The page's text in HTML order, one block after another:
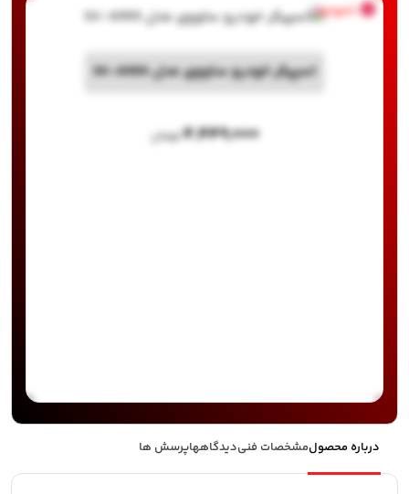
ناموجود
اسپیکر خودرو ساووی مدل SV-6955
۴,۴۴۹,۰۰۰ تومان
درباره محصولمشخصات فنیدیدگاههاپرسش ها